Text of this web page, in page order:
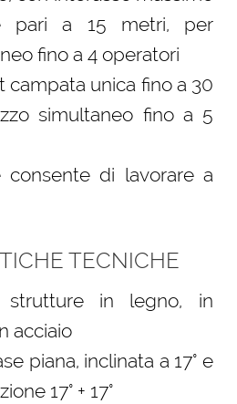
pari a 15 metri, per
fino a 4 operatori
campata unica fino a 30
simultaneo fino a 5
consente di lavorare a
TECNICHE
strutture in legno, in
acciaio
piana, inclinata a 17° e
17° + 17°